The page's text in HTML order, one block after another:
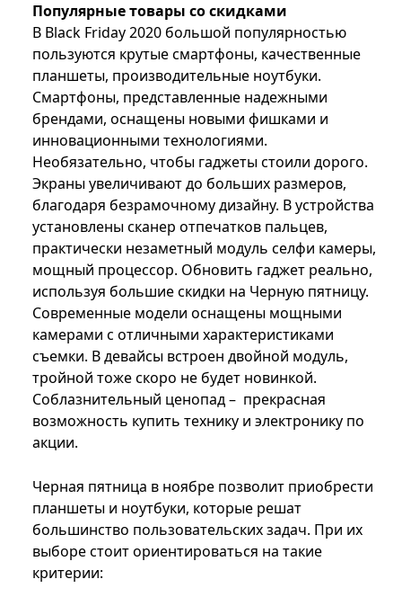
Популярные товары со скидками
В Black Friday 2020 большой популярностью
пользуются крутые смартфоны, качественные
планшеты, производительные ноутбуки.
Смартфоны, представленные надежными
брендами, оснащены новыми фишками и
инновационными технологиями.
Необязательно, чтобы гаджеты стоили дорого.
Экраны увеличивают до больших размеров,
благодаря безрамочному дизайну. В устройства
установлены сканер отпечатков пальцев,
практически незаметный модуль селфи камеры,
мощный процессор. Обновить гаджет реально,
используя большие скидки на Черную пятницу.
Современные модели оснащены мощными
камерами с отличными характеристиками
съемки. В девайсы встроен двойной модуль,
тройной тоже скоро не будет новинкой.
Соблазнительный ценопад – прекрасная
возможность купить технику и электронику по
акции.
Черная пятница в ноябре позволит приобрести
планшеты и ноутбуки, которые решат
большинство пользовательских задач. При их
выборе стоит ориентироваться на такие
критерии: